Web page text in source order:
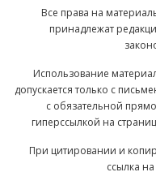
Все права на
принадлежат
Использование
допускается только с
с обязательной
гиперссылкой на
При цитировании и
ссылка